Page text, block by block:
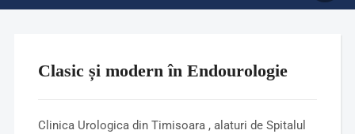
Clasic și modern în Endourologie
Clinica Urologica din Timisoara , alaturi de Spitalul